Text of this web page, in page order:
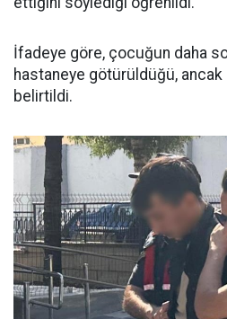
İfadeye göre, çocuğun daha
hastaneye götürüldüğü, ancak
belirtildi.